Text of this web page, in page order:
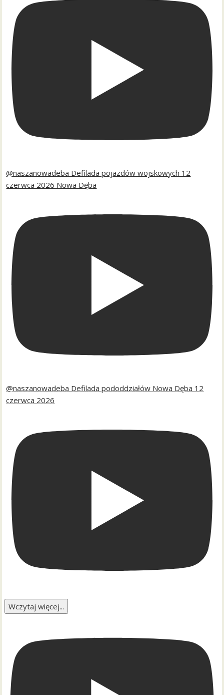
@naszanowadeba Defilada pojazdów wojskowych 12
czerwca 2026 Nowa Dęba
@naszanowadeba Defilada pododdziałów Nowa Dęba 12
czerwca 2026
Wczytaj więcej...